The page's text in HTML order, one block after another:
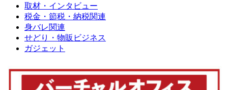
取材・インタビュー
税金・節税・納税関連
身バレ関連
せどり・物販ビジネス
ガジェット